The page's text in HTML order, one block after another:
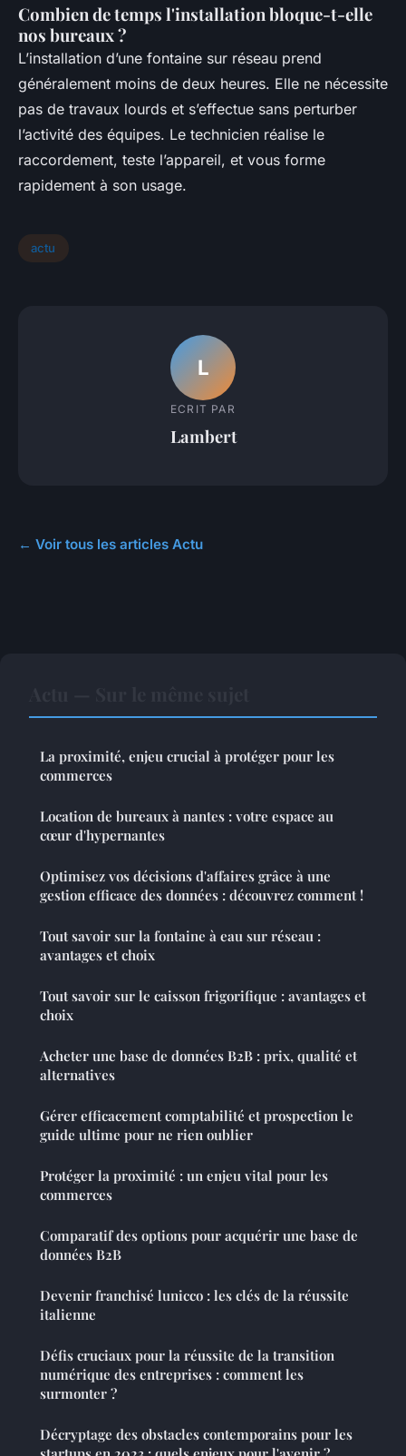
Combien de temps l'installation bloque-t-elle
nos bureaux ?
L’installation d’une fontaine sur réseau prend
généralement moins de deux heures. Elle ne nécessite
pas de travaux lourds et s’effectue sans perturber
l’activité des équipes. Le technicien réalise le
raccordement, teste l’appareil, et vous forme
rapidement à son usage.
actu
L
ECRIT PAR
Lambert
← Voir tous les articles Actu
La proximité, enjeu crucial à protéger pour les
commerces
Location de bureaux à nantes : votre espace au
cœur d'hypernantes
Optimisez vos décisions d'affaires grâce à une
gestion efficace des données : découvrez comment !
Tout savoir sur la fontaine à eau sur réseau :
avantages et choix
Tout savoir sur le caisson frigorifique : avantages et
choix
Acheter une base de données B2B : prix, qualité et
alternatives
Gérer efficacement comptabilité et prospection le
guide ultime pour ne rien oublier
Protéger la proximité : un enjeu vital pour les
commerces
Comparatif des options pour acquérir une base de
données B2B
Devenir franchisé lunicco : les clés de la réussite
italienne
Défis cruciaux pour la réussite de la transition
numérique des entreprises : comment les
surmonter ?
Décryptage des obstacles contemporains pour les